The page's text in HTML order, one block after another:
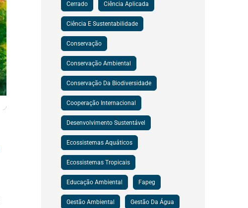
Cerrado Ciência Aplicada
Ciência E Sustentabilidade
Conservação
Conservação Ambiental
Conservação Da Biodiversidade
Cooperação Internacional
Desenvolvimento Sustentável
Ecossistemas Aquáticos
Ecossistemas Tropicais
Educação Ambiental Fapeg
Gestão Ambiental Gestão Da Água